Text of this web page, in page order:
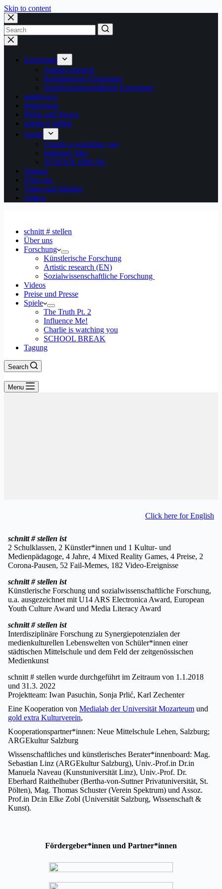
Skip to content
Forschung
Artistic research
Künstlerische Forschung
Sozialwissenschaftliche Forschung
gate#ways
Impressum
Preise und Presse
schnitt # stellen
Spiele
Charlie is watching you
Influence Me!
SCHOOL BREAK
Tagung
Über uns
Video und Medien
Videos
schnitt # stellen
Über uns
Forschung
Künstlerische Forschung
Artistic research (EN)
Sozialwissenschaftliche Forschung
Videos
Preise und Presse
Spiele
The Truth Pt. 2
Influence Me!
Charlie is watching you
SCHOOL BREAK
Tagung
Search
Menu
Click here for English
schnitt # stellen ist
2 Schulklassen, 2 Künstler*innen und 1 Kultur- und
Medienpädagoge, 4 Jahre, 4 Mixed Reality Games, 4 Preise, 2
Corona-Pausen, 52 Fail-Memes, 182 Video-Ereignisse
schnitt # stellen ist
Künstlerische Forschung und sozialwissenschaftliche Forschung,
u.a. ausgezeichnet mit U14 ARS Electronica Award, European
Youth Culture Award und Media Literacy Award
schnitt # stellen ist
Interdisziplinäre Forschung zu Synergiepotenzialen der
medienkulturellen Lebenswelten von Schüler*innen einer
städtischen Mittelschule und dem Feld der zeitgenössischen
Medienkunst
schnitt # stellen wurde durchgeführt im Zeitraum von 1.1.2018
und 31.3. 2022
Projektteam: Iwan Pasuchin, Sonja Prlić, Karl Zechenter
Eine Kooperation von Medialab der Universität Mozarteum und
gold extra Kulturverein,
Kooperationspartner*innen: Neue Mittelschule Lehen, Salzburg;
ARGEkultur Salzburg
Wissenschaftliches und künstlerisches Berater*innenboard: Mag.
Sebastian Linz (ARGEkultur Salzburg), Univ.-Prof.in Dr.in
Manuela Naveau (Kunstuniversität Linz), Univ.-Prof. Dr.
Eberhard Raithelhuber (Bertha-von-Suttner Privatuniversität, St.
Pölten), Mag. Thomas Schuster (Verein Spektrum) und Assoz.
Prof.in Dr.in Elke Zobl (Universität Salzburg, Wissenschaft &
Kunst).
Fördergeber*innen und Partner*innen